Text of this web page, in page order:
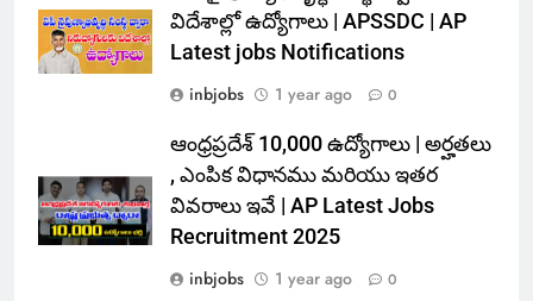
విదేశాల్లో ఉద్యోగాలు | APSSDC | AP
Latest jobs Notifications
inbjobs
1 year ago 0
ఆంధ్రప్రదేశ్ 10,000 ఉద్యోగాలు | అర్హతలు
, ఎంపిక విధానము మరియు ఇతర
వివరాలు ఇవే | AP Latest Jobs
Recruitment 2025
inbjobs
1 year ago 0